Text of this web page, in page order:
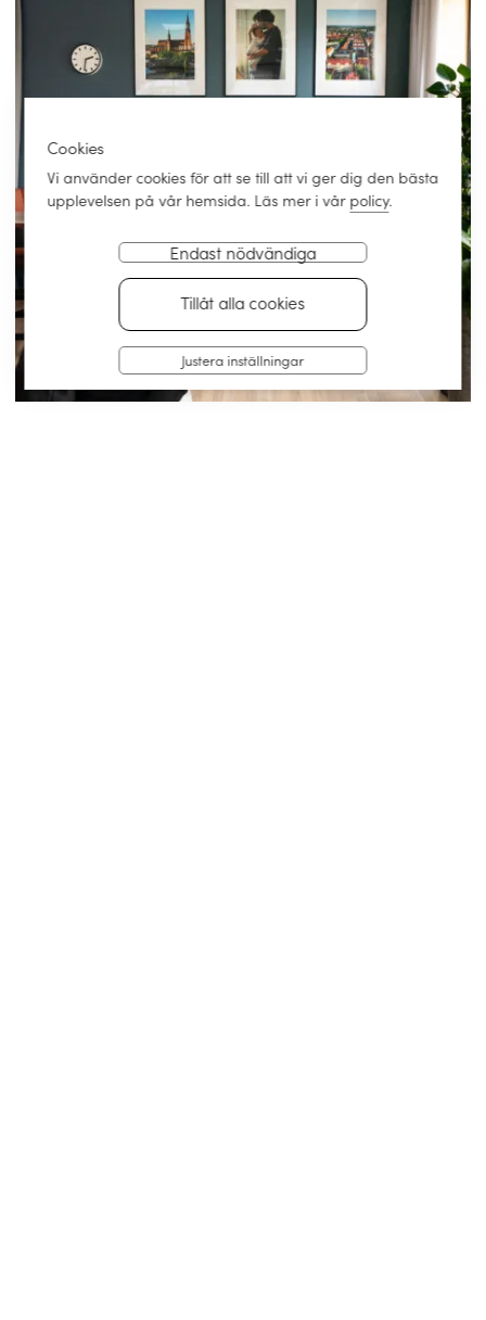
Cookies
Vi använder cookies för att se till att vi ger dig den bästa
upplevelsen på vår hemsida. Läs mer i vår policy.
Endast nödvändiga
Tillåt alla cookies
Justera inställningar